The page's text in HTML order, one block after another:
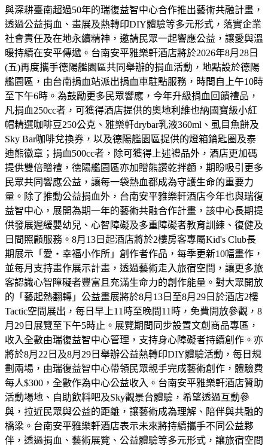
與深耕臺南超過50年的瑞復益智中心合作推出藝術共融計畫，
透過公益捐血、畫展及熱轉印DIY體驗等多元形式，落實企業
社會責任及在地永續精神，邀請民眾一起響應公益，讓愛與溫
暖持續在安平傳遞。台南安平雅樂軒酒店將於2026年8月28日
(五)再度攜手德陽艦園區共同舉辦的捐血活動，地點設於德陽
艦園區，由台南捐血站派出捐血車駐點服務，時間自上午10時
至下午6時。為鼓勵更多民眾響應，今年升級捐血回饋禮品，
凡捐血250cc者，可獲得酒店提供的奧地利維也納國寶級小紅
帽精選咖啡豆250公克、雅樂軒drybar乳液360ml、虱目魚餅及
Sky Bar咖啡兌換券，以及德陽艦園區提供的燈箱鑰匙圈及泰
迪熊徽章；捐血500cc者，除可獲得上述禮品外，酒店更加碼
提供雙倍贈禮，德陽艦園區亦加贈熊讚乾拌麵，期盼吸引更多
民眾共同響應公益，讓每一袋熱血都成為守護生命的重要力
量。除了推動公益捐血外，台南安平雅樂軒酒店今年也與瑞復
益智中心，展開為期一年的藝術共融合作計畫，該中心長期提
供發展遲緩嬰幼兒、心智障礙及多重障礙者教育訓練、復健及
日間照顧服務。8月13日起酒店將於2樓房客專屬Kid's Club長
期展示「愛・幸福小作所」創作者作品，每季更新10幅畫作，
並每月支持畫作展示計畫，透過藝術走入旅宿空間，讓更多旅
客認識心智障礙者豐富且充滿生命力的創作能量。對大眾開放
的「藝起熱翻轉」公益畫展將於8月13日至8月29日於酒店2樓
Tactic空間展出，每日早上11時至晚間11時，免費開放參觀，8
月29日展覽至下午5時止。展覽期間同步設置文創商品專區，
收入全數由瑞復益智中心管理，支持身心障礙者持續創作。亦
將於8月22日及8月29日舉辦公益熱轉印DIY體驗活動，每日規
劃兩場，由瑞復益智中心帶領民眾親手完成藝術創作，體驗費
每人$300，全數作為中心公益收入。台南安平雅樂軒酒店贊助
活動場地、自助飲料吧及Sky觀景台體驗，希望透過互動參
與，拉近民眾與公益的距離，讓藝術成為理解、陪伴與共融的
橋梁。台南安平雅樂軒酒店表示未來將持續攜手不同公益夥
伴，透過捐血、藝術展覽、公益體驗等多元形式，讓旅宿空間